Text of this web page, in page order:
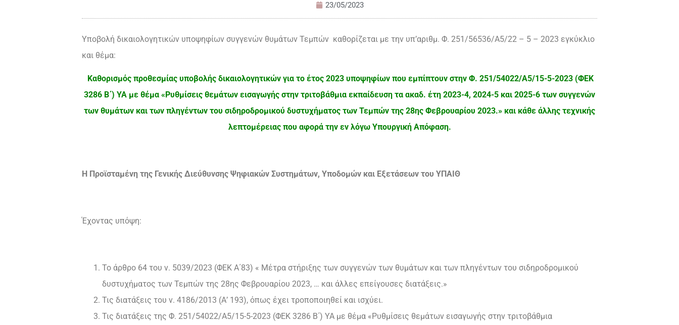
23/05/2023
Υποβολή δικαιολογητικών υποψηφίων συγγενών θυμάτων Τεμπών καθορίζεται με την υπ’αριθμ. Φ. 251/56536/Α5/22 – 5 – 2023 εγκύκλιο
και θέμα:
Καθορισμός προθεσμίας υποβολής δικαιολογητικών για το έτος 2023 υποψηφίων που εμπίπτουν στην Φ. 251/54022/Α5/15-5-2023 (ΦΕΚ
3286 Β΄) ΥΑ με θέμα «Ρυθμίσεις θεμάτων εισαγωγής στην τριτοβάθμια εκπαίδευση τα ακαδ. έτη 2023-4, 2024-5 και 2025-6 των συγγενών
των θυμάτων και των πληγέντων του σιδηροδρομικού δυστυχήματος των Τεμπών της 28ης Φεβρουαρίου 2023.» και κάθε άλλης τεχνικής
λεπτομέρειας που αφορά την εν λόγω Υπουργική Απόφαση.
Η Προϊσταμένη της Γενικής Διεύθυνσης Ψηφιακών Συστημάτων, Υποδομών και Εξετάσεων του ΥΠΑΙΘ
Έχοντας υπόψη:
Το άρθρο 64 του ν. 5039/2023 (ΦΕΚ Α΄83) « Μέτρα στήριξης των συγγενών των θυμάτων και των πληγέντων του σιδηροδρομικού
δυστυχήματος των Τεμπών της 28ης Φεβρουαρίου 2023, … και άλλες επείγουσες διατάξεις.»
Τις διατάξεις του ν. 4186/2013 (Α’ 193), όπως έχει τροποποιηθεί και ισχύει.
Τις διατάξεις της Φ. 251/54022/Α5/15-5-2023 (ΦΕΚ 3286 Β΄) ΥΑ με θέμα «Ρυθμίσεις θεμάτων εισαγωγής στην τριτοβάθμια